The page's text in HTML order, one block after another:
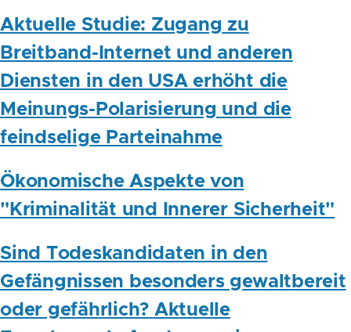
Aktuelle Studie: Zugang zu
Breitband-Internet und anderen
Diensten in den USA erhöht die
Meinungs-Polarisierung und die
feindselige Parteinahme
Ökonomische Aspekte von
"Kriminalität und Innerer Sicherheit"
Sind Todeskandidaten in den
Gefängnissen besonders gewaltbereit
oder gefährlich? Aktuelle